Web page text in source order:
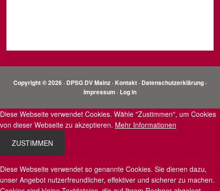
Copyright © 2026 · DPSG DV Mainz · Kontakt · Datenschutzerklärung ·
Impressum · Log in
Diese Webseite verwendet Cookies. Wähle "Zustimmen", um Cookies
von dieser Webseite zu akzeptieren. Mehr Informationen
ZUSTIMMEN
Diese Webseite verwendet so genannte Cookies. Sie dienen dazu,
unser Angebot nutzerfreundlicher, effektiver und sicherer zu machen.